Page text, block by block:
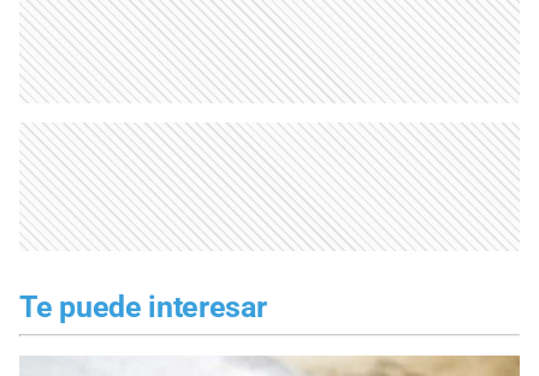
Te puede interesar